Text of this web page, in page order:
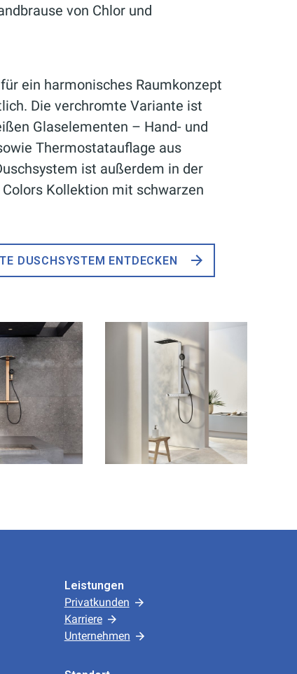
von Chlor und
ein harmonisches Raumkonzept
Die verchromte Variante ist
Glaselementen – Hand- und
Thermostatauflage aus
ist außerdem in der
Kollektion mit schwarzen
DUSCHSYSTEM ENTDECKEN
Leistungen
Privatkunden
Karriere
Unternehmen